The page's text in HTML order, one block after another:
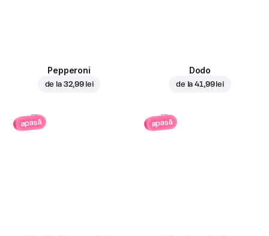
Pepperoni
de la 32,99 lei
Dodo
de la41,99 lei
apasă apasă